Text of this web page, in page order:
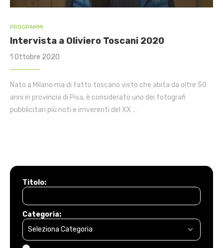
PROGRAMMI
Intervista a Oliviero Toscani 2020
1 Ottobre 2020
Nato a Milano ma di fatto toscano visto che abita da oltre 50
anni in provincia di Pisa, è considerato uno dei fotografi
pubblicitari più noti e irriverenti del XX …
Titolo:
Categoria: